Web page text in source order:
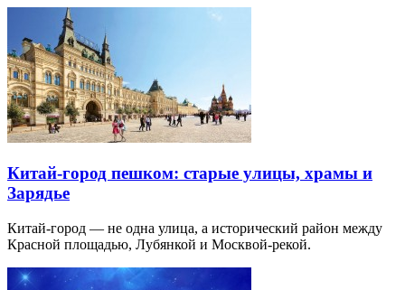
Китай-город пешком: старые улицы, храмы и
Зарядье
Китай-город — не одна улица, а исторический район между
Красной площадью, Лубянкой и Москвой-рекой.